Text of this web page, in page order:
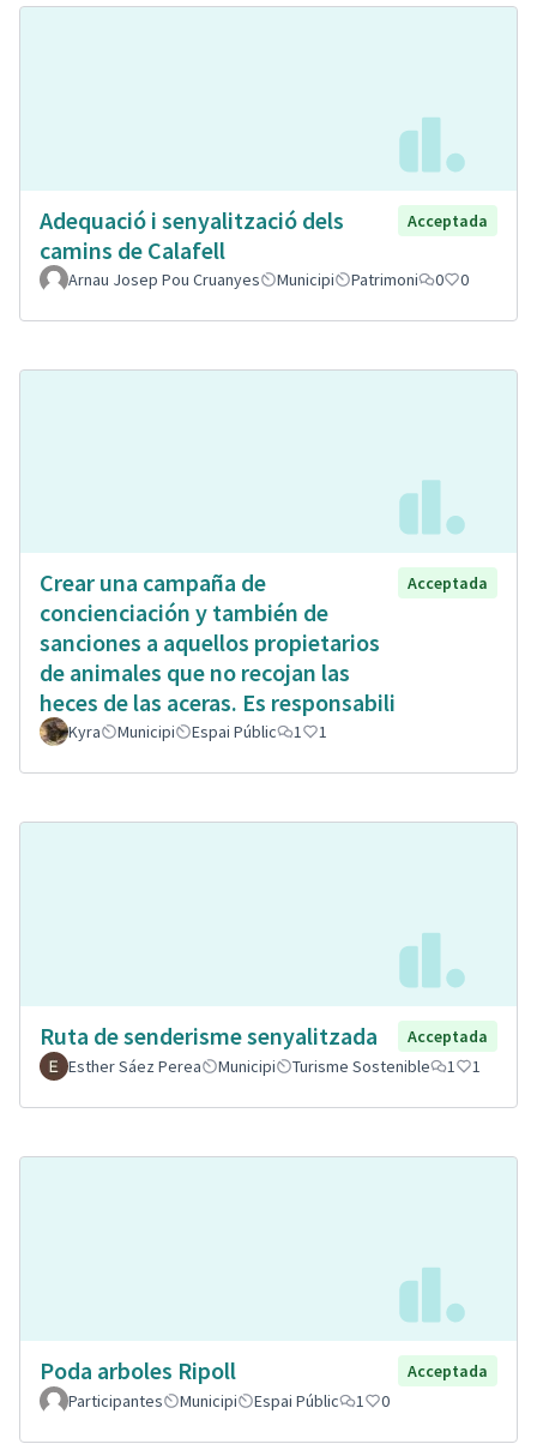
Adequació i senyalització dels
camins de Calafell
Acceptada
Arnau Josep Pou Cruanyes Municipi Patrimoni 0 0
Crear una campaña de
concienciación y también de
sanciones a aquellos propietarios
de animales que no recojan las
heces de las aceras. Es responsabili
Acceptada
Kyra Municipi Espai Públic 1 1
Ruta de senderisme senyalitzada
Acceptada
Esther Sáez Perea
Municipi Turisme Sostenible 1 1
Poda arboles Ripoll
Acceptada
Participantes
Municipi Espai Públic 1 0